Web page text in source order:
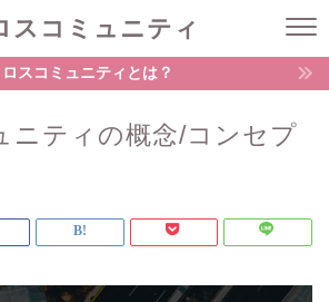
スコミュニティ
ロスコミュニティとは？
ニティの概念/コンセプ